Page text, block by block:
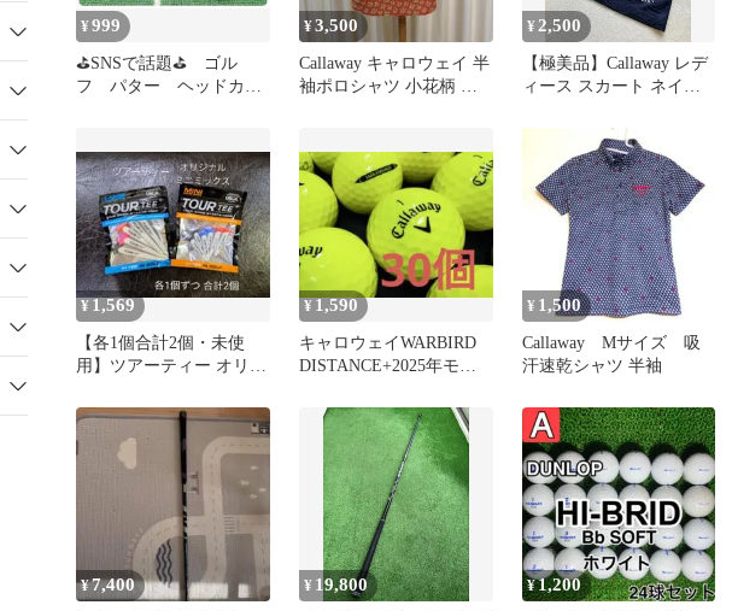
¥999
⛳SNSで話題⛳ ゴル
フ パター ヘッドカバ
¥3,500
Callaway キャロウェイ 半
袖ポロシャツ 小花柄 総
¥ 2,500
【極美品】Callaway レデ
ィース スカート ネイビ
¥ 1,569
【各1個合計2個・未使
用】ツアーティー オリジ
クス
¥ 1,590
キャロウェイWARBIRD
DISTANCE+2025年モデ
¥ 1,500
Callaway Mサイズ 吸
汗速乾シャツ 半袖
¥7,400 ¥ 19,800 ¥1,200